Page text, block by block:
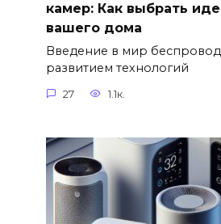
камер: Как выбрать
вашего дома
Введение в мир
развитием технологий
27 1.1к.